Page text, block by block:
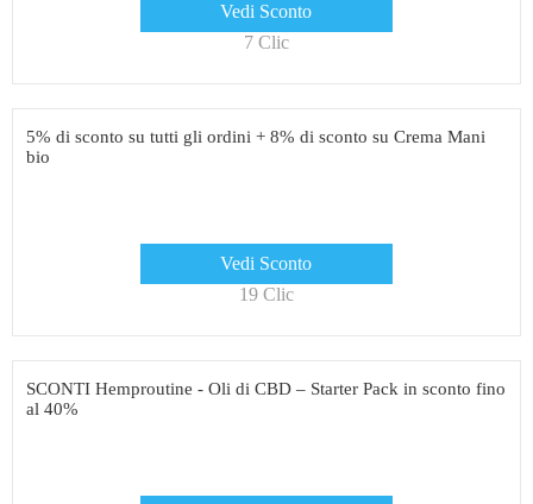
Vedi Sconto
7 Clic
5% di sconto su tutti gli ordini + 8% di sconto su Crema Mani
bio
Vedi Sconto
19 Clic
SCONTI Hemproutine - Oli di CBD – Starter Pack in sconto fino
al 40%